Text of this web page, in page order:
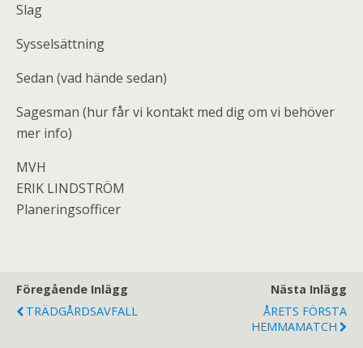
Slag
Sysselsättning
Sedan (vad hände sedan)
Sagesman (hur får vi kontakt med dig om vi behöver
mer info)
MVH
ERIK LINDSTRÖM
Planeringsofficer
Föregående Inlägg
TRÄDGÅRDSAVFALL
Nästa Inlägg
ÅRETS FÖRSTA
HEMMAMATCH